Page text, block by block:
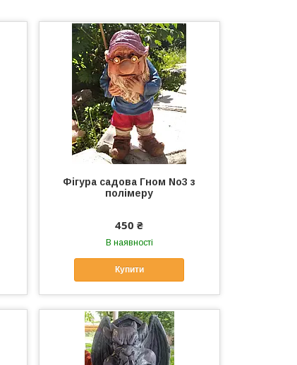
Фігура садова Гном No3 з
полімеру
450 ₴
В наявності
Купити